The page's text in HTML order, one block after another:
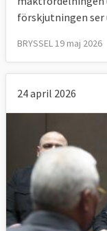
förskjutningen ser
BRYSSEL 19 maj 2026
24 april 2026